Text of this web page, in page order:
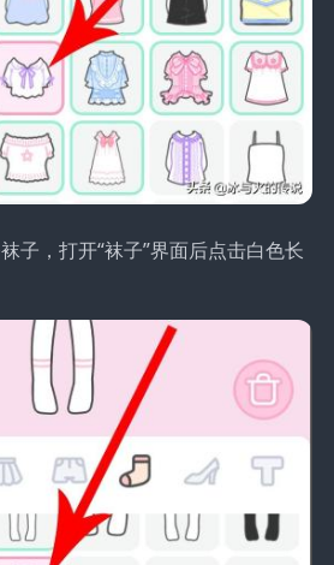
子，打开“袜子”界面后点击白色长